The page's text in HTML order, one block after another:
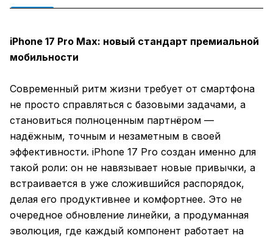
iPhone 17 Pro Max: новый стандарт премиальной
мобильности
Современный ритм жизни требует от смартфона
не просто справляться с базовыми задачами, а
становиться полноценным партнёром —
надёжным, точным и незаметным в своей
эффективности. iPhone 17 Pro создан именно для
такой роли: он не навязывает новые привычки, а
встраивается в уже сложившийся распорядок,
делая его продуктивнее и комфортнее. Это не
очередное обновление линейки, а продуманная
эволюция, где каждый компонент работает на